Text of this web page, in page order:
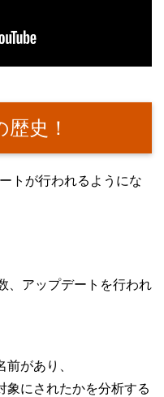
史！
トが行われるようにな
、アップデートを行われ
があり、
象にされたかを分析する